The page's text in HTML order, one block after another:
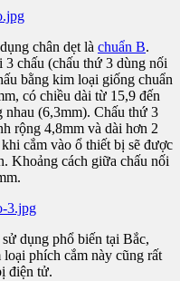
chân dẹt là chuẩn B.
chấu (chấu thứ 3 dùng nối
bằng kim loại giống chuẩn
có chiều dài từ 15,9 đến
nhau (6,3mm). Chấu thứ 3
rộng 4,8mm và dài hơn 2
cắm vào ổ thiết bị sẽ được
Khoảng cách giữa chấu nối
dụng phổ biến tại Bắc,
phích cắm này cũng rất
điện tử.